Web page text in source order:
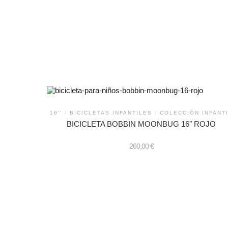
16'' / BICICLETAS INFANTILES / COLECCIÓN
BICICLETA BOBBIN MOONBUG 16″ ROJO
260,00€